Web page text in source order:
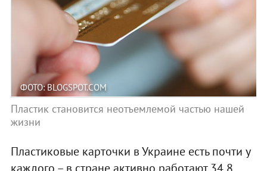
ФОТО: BLOGSPOT.COM
Пластик становится неотъемлемой частью нашей
жизни
Пластиковые карточки в Украине есть почти у
каждого – в стране активно работают 34,8